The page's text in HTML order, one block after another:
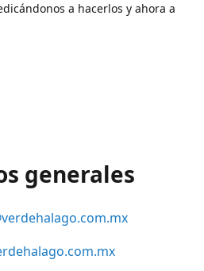
a hacerlos y ahora a
generales